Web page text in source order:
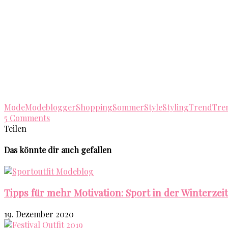
ModeModebloggerShoppingSommerStyleStylingTrend
5 Comments
Teilen
Das könnte dir auch gefallen
Tipps für mehr Motivation: Sport in der Winterzeit
19. Dezember 2020